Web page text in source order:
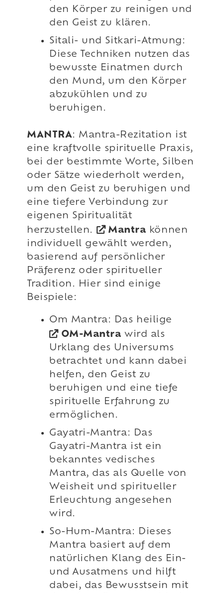
den Körper zu reinigen und
den Geist zu klären.
Sitali- und Sitkari-Atmung:
Diese Techniken nutzen das
bewusste Einatmen durch
den Mund, um den Körper
abzukühlen und zu
beruhigen.
MANTRA: Mantra-Rezitation ist
eine kraftvolle spirituelle Praxis,
bei der bestimmte Worte, Silben
oder Sätze wiederholt werden,
um den Geist zu beruhigen und
eine tiefere Verbindung zur
eigenen Spiritualität
herzustellen.
Mantra können
individuell gewählt werden,
basierend auf persönlicher
Präferenz oder spiritueller
Tradition. Hier sind einige
Beispiele:
Om Mantra: Das heilige
OM-Mantra wird als
Urklang des Universums
betrachtet und kann dabei
helfen, den Geist zu
beruhigen und eine tiefe
spirituelle Erfahrung zu
ermöglichen.
Gayatri-Mantra: Das
Gayatri-Mantra ist ein
bekanntes vedisches
Mantra, das als Quelle von
Weisheit und spiritueller
Erleuchtung angesehen
wird.
So-Hum-Mantra: Dieses
Mantra basiert auf dem
natürlichen Klang des Ein-
und Ausatmens und hilft
dabei, das Bewusstsein mit